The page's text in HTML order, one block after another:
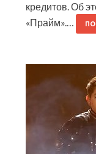
кредитов. Об
«Прайм».…